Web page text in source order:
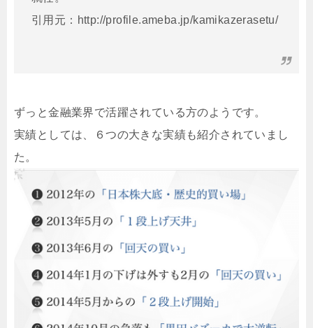
引用元：http://profile.ameba.jp/kamikazerasetu/
ずっと金融業界で活躍されている方のようです。
実績としては、６つの大きな実績も紹介されていまし
た。